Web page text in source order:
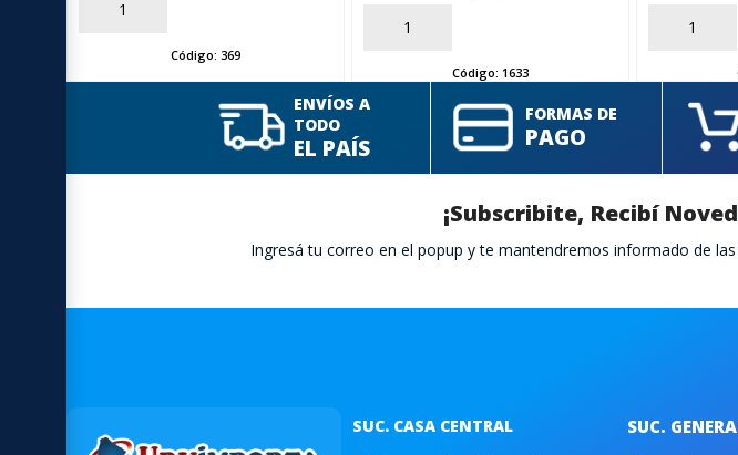
AÑADIR
Código:369
AÑADIR
Código:1633
AÑADIR
ENVÍOS A
TODO
EL PAÍS
FORMAS DE
PAGO
¡Subscribite, Recibí
Ingresá tu correo en el popup y te mantendremos informado de
SUC. CASA CENTRAL SUC.